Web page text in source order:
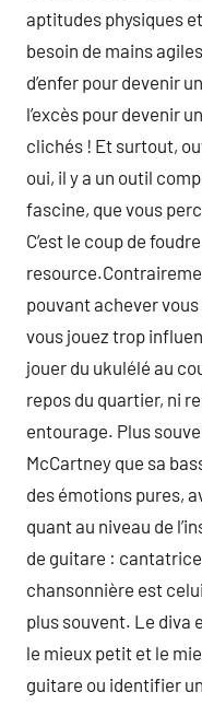
aptitudes physiques
besoin de mains
d’enfer pour devenir
l’excès pour devenir
clichés ! Et surtout,
oui, il y a un outil
fascine, que vous
C’est le coup de
pouvant achever
vous jouez trop
jouer du ukulélé au
repos du quartier, ni
entourage. Plus
McCartney que sa
des émotions pures,
quant au niveau de
de guitare :
chansonnière est
plus souvent. Le diva
le mieux petit et le
guitare ou identifier